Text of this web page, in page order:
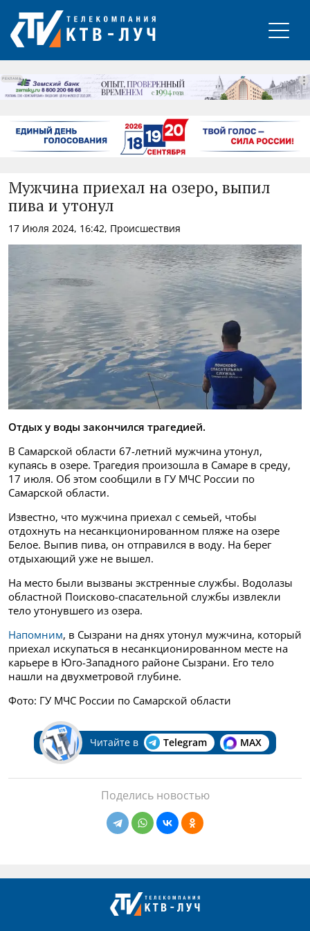
РЕКЛАМА
Мужчина приехал на озеро, выпил
пива и утонул
17 Июля 2024, 16:42, Происшествия
Отдых у воды закончился трагедией.
В Самарской области 67-летний мужчина утонул,
купаясь в озере. Трагедия произошла в Самаре в среду,
17 июля. Об этом сообщили в ГУ МЧС России по
Самарской области.
Известно, что мужчина приехал с семьей, чтобы
отдохнуть на несанкционированном пляже на озере
Белое. Выпив пива, он отправился в воду. На берег
отдыхающий уже не вышел.
На место были вызваны экстренные службы. Водолазы
областной Поисково-спасательной службы извлекли
тело утонувшего из озера.
Напомним, в Сызрани на днях утонул мужчина, который
приехал искупаться в несанкционированном месте на
карьере в Юго-Западного районе Сызрани. Его тело
нашли на двухметровой глубине.
Фото: ГУ МЧС России по Самарской области
Читайте в Telegram MAX
Поделись новостью